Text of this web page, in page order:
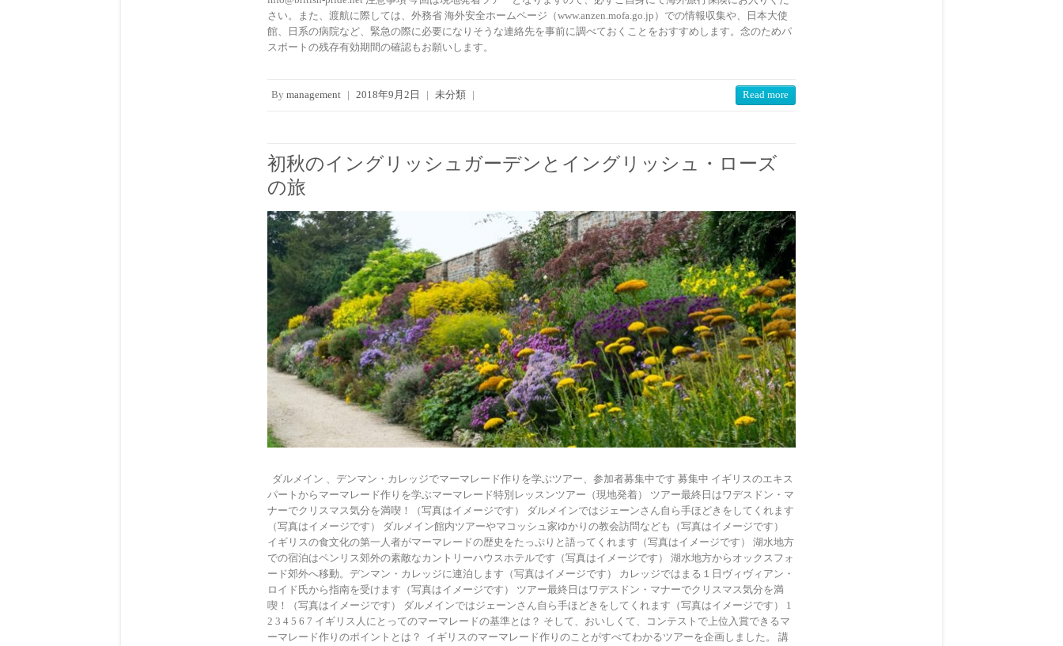
さい。また、渡航に際しては、外務省 海外安全ホームページ（www.anzen.mofa.go.jp）での情報収集や、日本大使
館、日系の病院など、緊急の際に必要になりそうな連絡先を事前に調べておくことをおすすめします。念のためパ
スポートの残存有効期間の確認もお願いします。
By management | 2018年9月2日 | 未分類 | Read more
初秋のイングリッシュガーデンとイングリッシュ・ローズ
の旅
ダルメイン 、デンマン・カレッジでマーマレード作りを学ぶツアー、参加者募集中です 募集中 イギリスのエキス
パートからマーマレード作りを学ぶマーマレード特別レッスンツアー（現地発着） ツアー最終日はワデスドン・マ
ナーでクリスマス気分を満喫！（写真はイメージです） ダルメインではジェーンさん自ら手ほどきをしてくれます
（写真はイメージです） ダルメイン館内ツアーやマコッシュ家ゆかりの教会訪問なども（写真はイメージです）
イギリスの食文化の第一人者がマーマレードの歴史をたっぷりと語ってくれます（写真はイメージです） 湖水地方
での宿泊はペンリス郊外の素敵なカントリーハウスホテルです（写真はイメージです） 湖水地方からオックスフォ
ード郊外へ移動。デンマン・カレッジに連泊します（写真はイメージです） カレッジではまる１日ヴィヴィアン・
ロイド氏から指南を受けます（写真はイメージです） ツアー最終日はワデスドン・マナーでクリスマス気分を満
喫！（写真はイメージです） ダルメインではジェーンさん自ら手ほどきをしてくれます（写真はイメージです） 1
2 3 4 5 6 7 イギリス人にとってのマーマレードの基準とは？ そして、おいしくて、コンテストで上位入賞できるマ
ーマレード作りのポイントとは？ イギリスのマーマレード作りのことがすべてわかるツアーを企画しました。 講